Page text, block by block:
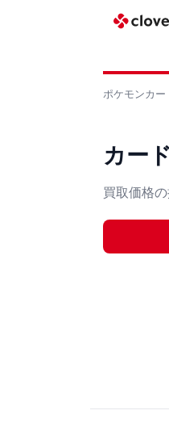
ポケモンカー
カー
買取価格